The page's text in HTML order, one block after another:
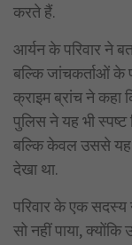
करते हैं.
आर्यन के परिवार ने
बल्कि जांचकर्ताओं
क्राइम ब्रांच ने कहा
पुलिस ने यह भी स्पष्ट
बल्कि केवल उससे यह
देखा था.
परिवार के एक
सो नहीं पाया,